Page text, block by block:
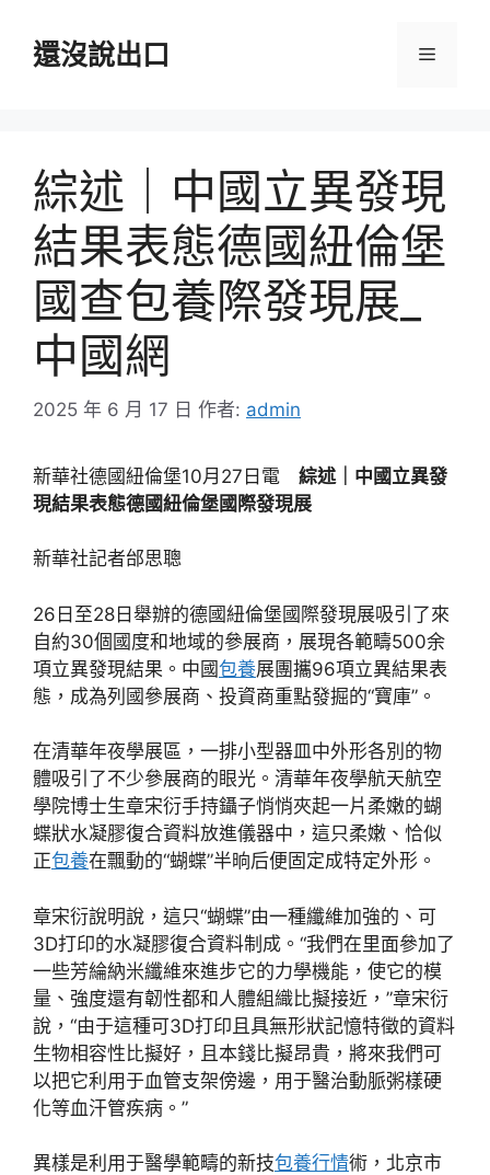
還沒說出口 選
綜述｜中國立異發現
結果表態德國紐倫堡
國查包養際發現展_
中國網
2025 年 6 月 17 日 作者: admin
新華社德國紐倫堡10月27日電 綜述｜中國立異發
現結果表態德國紐倫堡國際發現展
新華社記者邰思聰
26日至28日舉辦的德國紐倫堡國際發現展吸引了來
自約30個國度和地域的參展商，展現各範疇500余
項立異發現結果。中國包養展團攜96項立異結果表
態，成為列國參展商、投資商重點發掘的“寶庫”。
在清華年夜學展區，一排小型器皿中外形各別的物
體吸引了不少參展商的眼光。清華年夜學航天航空
學院博士生章宋衍手持鑷子悄悄夾起一片柔嫩的蝴
蝶狀水凝膠復合資料放進儀器中，這只柔嫩、恰似
正包養在飄動的“蝴蝶”半晌后便固定成特定外形。
章宋衍說明說，這只“蝴蝶”由一種纖維加強的、可
3D打印的水凝膠復合資料制成。“我們在里面參加了
一些芳綸納米纖維來進步它的力學機能，使它的模
量、強度還有韌性都和人體組織比擬接近，”章宋衍
說，“由于這種可3D打印且具無形狀記憶特徵的資料
生物相容性比擬好，且本錢比擬昂貴，將來我們可
以把它利用于血管支架傍邊，用于醫治動脈粥樣硬
化等血汗管疾病。”
異樣是利用于醫學範疇的新技包養行情術，北京市